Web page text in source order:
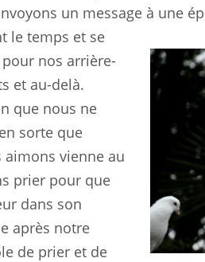
un message à une
le temps et se
nos arrière-
et au-delà.
que nous ne
sorte que
aimons vienne au
prier pour que
dans son
après notre
de prier et de